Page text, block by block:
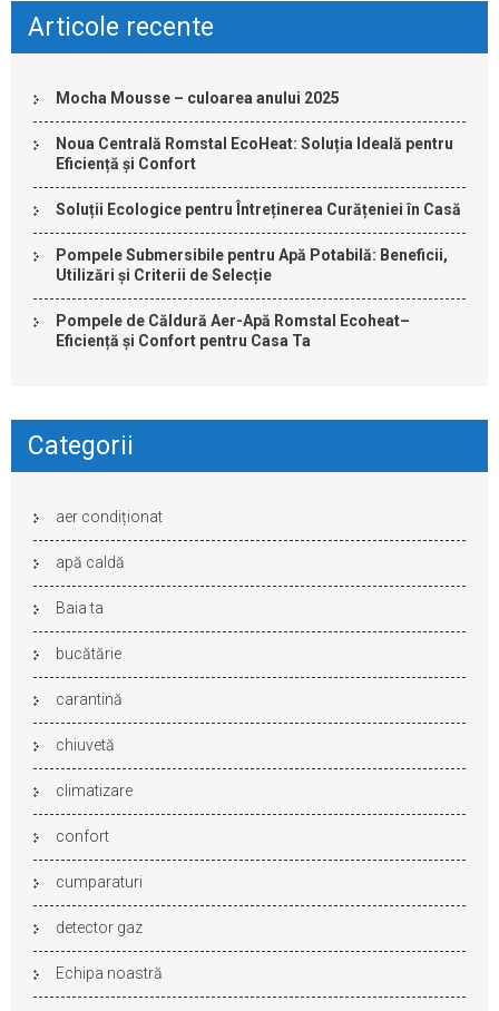
Articole recente
Mocha Mousse – culoarea anului 2025
Noua Centrală Romstal EcoHeat: Soluția Ideală pentru
Eficiență și Confort
Soluții Ecologice pentru Întreținerea Curățeniei în Casă
Pompele Submersibile pentru Apă Potabilă: Beneficii,
Utilizări și Criterii de Selecție
Pompele de Căldură Aer-Apă Romstal Ecoheat–
Eficiență și Confort pentru Casa Ta
Categorii
aer condiționat
apă caldă
Baia ta
bucătărie
carantină
chiuvetă
climatizare
confort
cumparaturi
detector gaz
Echipa noastră